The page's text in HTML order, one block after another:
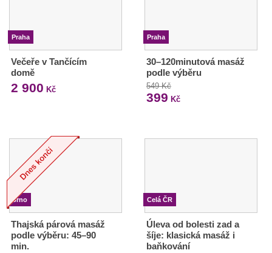
Praha
Večeře v Tančícím
domě
2 900 Kč
Praha
30–120minutová masáž
podle výběru
549 Kč
399 Kč
Brno
Thajská párová masáž
podle výběru: 45–90
min.
Celá ČR
Úleva od bolesti zad a
šíje: klasická masáž i
baňkování